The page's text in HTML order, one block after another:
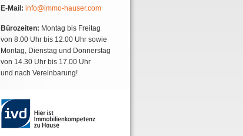
E-Mail: info@immo-hauser.com
Bürozeiten: Montag bis Freitag
von 8.00 Uhr bis 12.00 Uhr sowie
Montag, Dienstag und Donnerstag
von 14.30 Uhr bis 17.00 Uhr
und nach Vereinbarung!